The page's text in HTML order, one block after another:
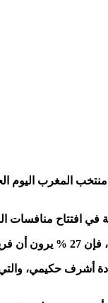
قبل المباراة المرتقبة بشدة
أشرف حكيمي،